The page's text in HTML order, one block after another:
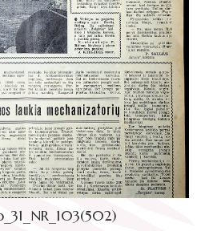
leidiniai
abonementas
„Polėkis“
Bitės literatūrinė
metis